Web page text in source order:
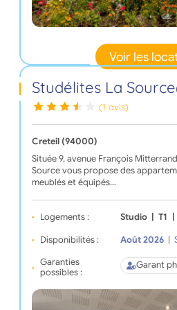
Voir les
Studélites La Source
(1 avis)
Creteil (94000)
Située 9, avenue François
Source vous propose des
meublés et équipés…
Logements : Studio T1
Disponibilités : Août 2026
Garanties
possibles :
Garant